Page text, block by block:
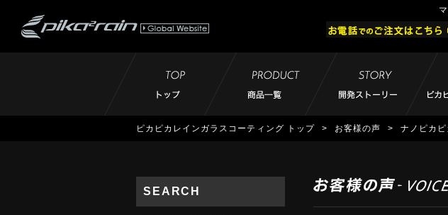
ピカピカレインガラスコーティング トップ > お客様の声 > ナノピカ
SEARCH